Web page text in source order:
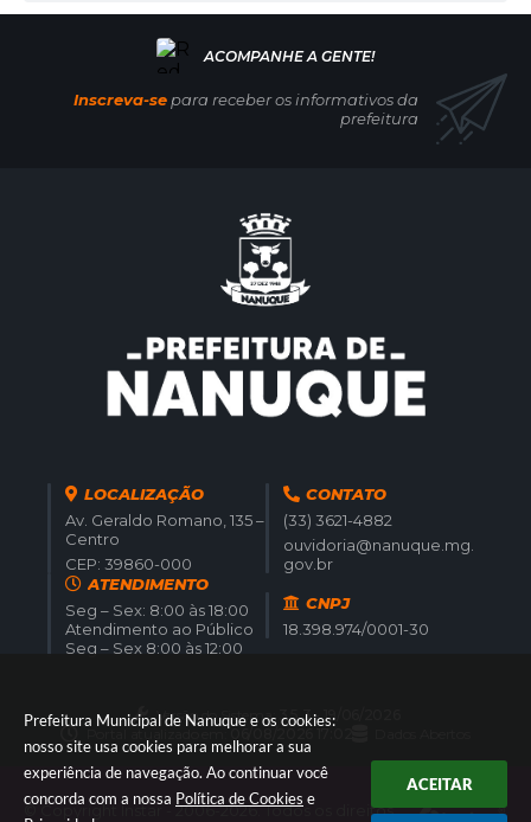
Prefeitura Municipal de Nanuque e os cookies:
nosso site usa cookies para melhorar a sua
experiência de navegação. Ao continuar você
concorda com a nossa Política de Cookies e
ACEITAR
Inscreva-separa receber os informativos da
prefeitura
LOCALIZAÇÃO
Av. Geraldo Romano, 135 –
Centro
CEP: 39860-000
CONTATO
(33) 3621-4882
ouvidoria@nanuque.mg.
gov.br
ATENDIMENTO
Seg – Sex: 8:00 às 18:00
Atendimento ao Público
Seg – Sex 8:00 às 12:00
CNPJ
18.398.974/0001-30
Versão do Sistema: 3.5.3 - 19/06/2026
Portal atualizado em:
© Copyright Instar - 2006-2026. Todos os direitos